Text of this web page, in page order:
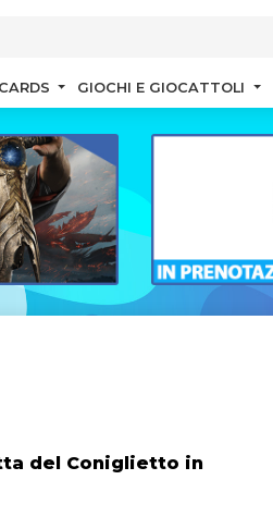
GIOCHI E GIOCATTOLI
del Coniglietto in